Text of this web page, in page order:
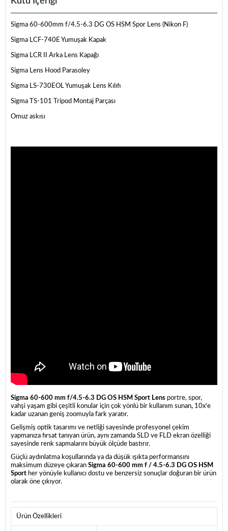
Sigma 60-600 mm f/4.5-6.3 DG OS HSM Sport Lens portre, spor,
vahşi yaşam gibi çeşitli konular için çok yönlü bir kullanım sunan, 10x'e
kadar uzanan geniş zoomuyla fark yaratır.
Gelişmiş optik tasarımı ve netliği sayesinde profesyonel çekim
yapmanıza fırsat tanıyan ürün, aynı zamanda SLD ve FLD ekran özelliği
sayesinde renk sapmalarını büyük ölçüde bastırır.
Güçlü aydınlatma koşullarında ya da düşük ışıkta performansını
maksimum düzeye çıkaran Sigma 60-600 mm f / 4.5-6.3 DG OS HSM
Sport her yönüyle kullanıcı dostu ve benzersiz sonuçlar doğuran bir ürün
olarak öne çıkıyor.
Sigma 60-600mm f/4.5-6.3 DG OS HSM Spor Lens (Nikon F)
Sigma LCF-740E Yumuşak Kapak
Sigma LCR II Arka Lens Kapağı
Sigma Lens Hood Parasoley
Sigma LS-730EOL Yumuşak Lens Kılıfı
Sigma TS-101 Tripod Montaj Parçası
Omuz askısı
Ürün Özellikleri